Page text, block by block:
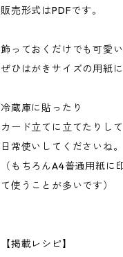
販売形式はPDFです。
飾っておくだけでも可愛
ぜひはがきサイズの用紙
冷蔵庫に貼ったり
カード立てに立てたりして
日常使いしてくださいね。
（もちろんA4普通用紙
て使うことが多いです）
【掲載レシピ】